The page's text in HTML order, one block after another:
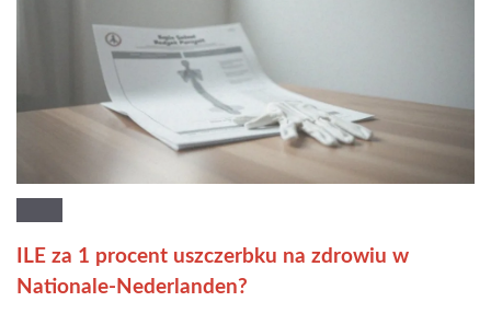
ILE za 1 procent uszczerbku na zdrowiu w
Nationale-Nederlanden?